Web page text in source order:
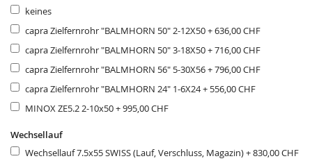
keines
capra Zielfernrohr "BALMHORN 50" 2-12X50+636,00 CHF
capra Zielfernrohr "BALMHORN 50" 3-18X50+716,00 CHF
capra Zielfernrohr "BALMHORN 56" 5-30X56+796,00 CHF
capra Zielfernrohr "BALMHORN 24" 1-6X24+ 556,00 CHF
MINOX ZE5.2 2-10x50+995,00 CHF
Wechsellauf
Wechsellauf 7.5x55 SWISS (Lauf, Verschluss, Magazin)+830,00 CHF